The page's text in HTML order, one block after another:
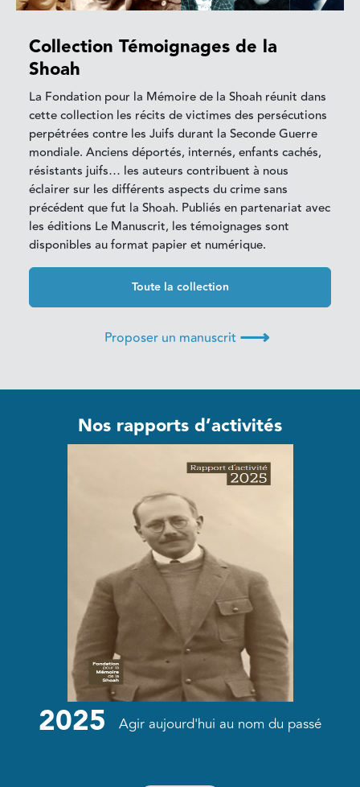
Collection Témoignages de la
Shoah
La Fondation pour la Mémoire de la Shoah réunit dans
cette collection les récits de victimes des persécutions
perpétrées contre les Juifs durant la Seconde Guerre
mondiale. Anciens déportés, internés, enfants cachés,
résistants juifs… les auteurs contribuent à nous
éclairer sur les différents aspects du crime sans
précédent que fut la Shoah. Publiés en partenariat avec
les éditions Le Manuscrit, les témoignages sont
disponibles au format papier et numérique.
Toute la collection
Proposer un manuscrit ⟶
Nos rapports d’activités
2025 Agir aujourd'hui au nom du passé